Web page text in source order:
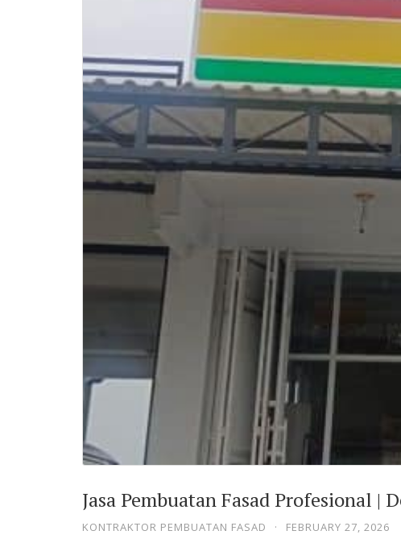
Jasa Pembuatan Fasad Profesional |
KONTRAKTOR PEMBUATAN FASAD · FEBRUARY 27, 2026